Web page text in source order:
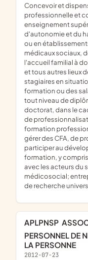
concevoir et dispenser de la formation initiale,
professionnelle et
enseignement
d'autonomie et du
ou en
médicaux sociaux,
l'accueil familial à
et tous autres lieux
stagiaires en
formation ou des
tout niveau de
doctorat, dans le
de
formation
gérer des CFA, de
participer au
formation, y
avec les acteurs du
médicosocial;
de recherche
APLPNSP  ASSOCIATION DE PLACEMENT DU
PERSONNEL DE
LA PERSONNE
2012-07-23